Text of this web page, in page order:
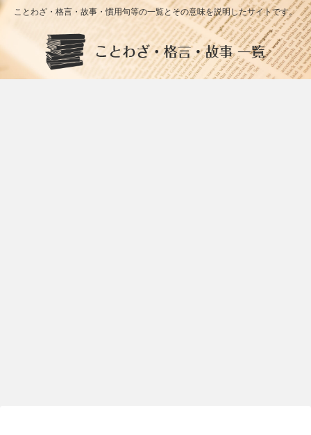
ことわざ・格言・故事・慣用句等の一覧とその意味を説明したサイトです。